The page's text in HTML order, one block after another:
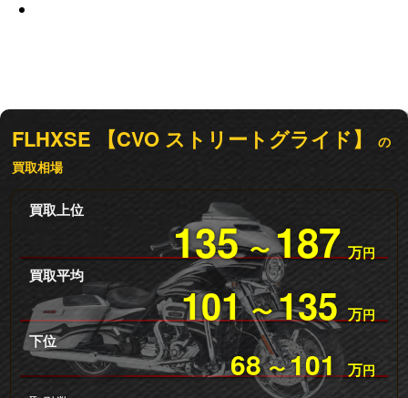
FLHXSE 【CVO ストリートグライド】
の
買取相場
買取上位
135 〜187 万円
買取平均
101 〜135 万円
下位
68 〜101 万円